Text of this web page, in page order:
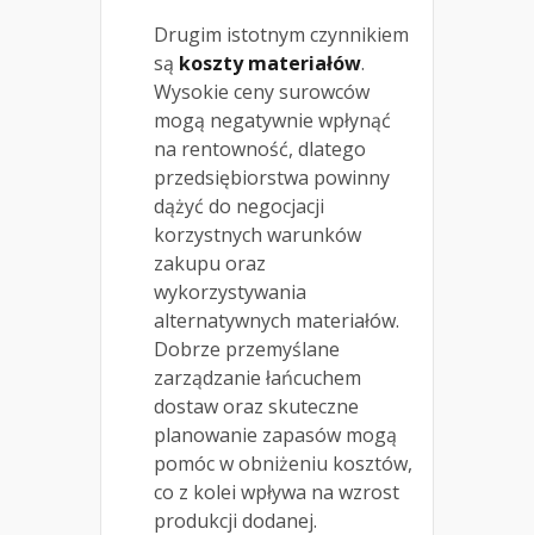
Drugim istotnym czynnikiem
są koszty materiałów.
Wysokie ceny surowców
mogą negatywnie wpłynąć
na rentowność, dlatego
przedsiębiorstwa powinny
dążyć do negocjacji
korzystnych warunków
zakupu oraz
wykorzystywania
alternatywnych materiałów.
Dobrze przemyślane
zarządzanie łańcuchem
dostaw oraz skuteczne
planowanie zapasów mogą
pomóc w obniżeniu kosztów,
co z kolei wpływa na wzrost
produkcji dodanej.